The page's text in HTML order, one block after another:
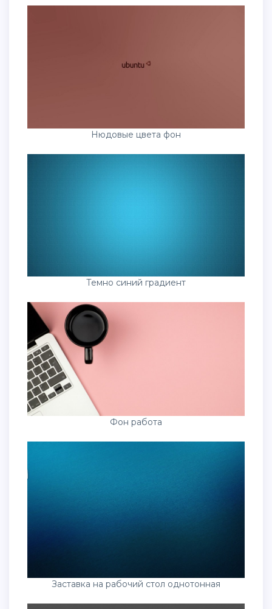
Нюдовые цвета фон
Темно синий градиент
Фон работа
Заставка на рабочий стол однотонная